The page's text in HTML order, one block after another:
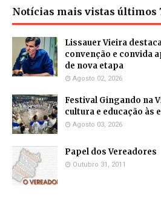
Notícias mais vistas últimos
Lissauer Vieira
convenção e convida
de nova etapa
Agosto 02, 2026
Festival Gingando na
cultura e educação às
Agosto 03, 2026
Papel dos Vereadores
Outubro 31, 2011